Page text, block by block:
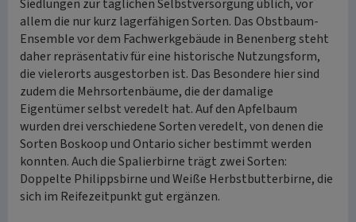
Siedlungen zur täglichen Selbstversorgung üblich, vor
allem die nur kurz lagerfähigen Sorten. Das Obstbaum-
Ensemble vor dem Fachwerkgebäude in Benenberg steht
daher repräsentativ für eine historische Nutzungsform,
die vielerorts ausgestorben ist. Das Besondere hier sind
zudem die Mehrsortenbäume, die der damalige
Eigentümer selbst veredelt hat. Auf den Apfelbaum
wurden drei verschiedene Sorten veredelt, von denen die
Sorten Boskoop und Ontario sicher bestimmt werden
konnten. Auch die Spalierbirne trägt zwei Sorten:
Doppelte Philippsbirne und Weiße Herbstbutterbirne, die
sich im Reifezeitpunkt gut ergänzen.